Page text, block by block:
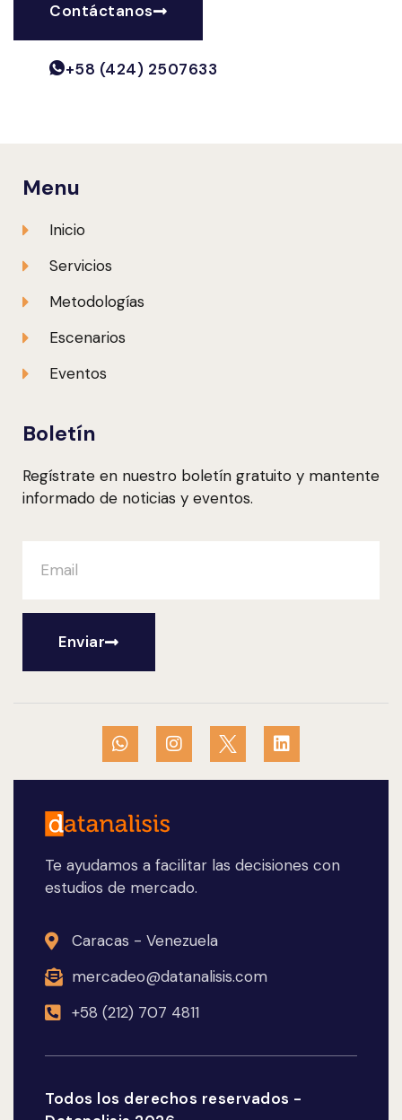
Contáctanos
+58 (424) 2507633
Te ayudamos a facilitar las decisiones con
estudios de mercado.
Caracas - Venezuela
mercadeo@datanalisis.com
+58 (212) 707 4811
Todos los derechos reservados -
Menu
Inicio
Servicios
Metodologías
Escenarios
Eventos
Boletín
Regístrate en nuestro boletín gratuito y mantente
informado de noticias y eventos.
Enviar